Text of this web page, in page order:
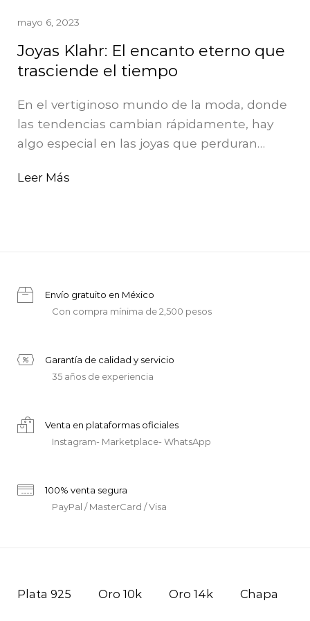
mayo 6, 2023
Joyas Klahr: El encanto eterno que
trasciende el tiempo
En el vertiginoso mundo de la moda, donde
las tendencias cambian rápidamente, hay
algo especial en las joyas que perduran…
Leer Más
Envío gratuito en México
Con compra mínima de 2,500 pesos
Garantía de calidad y servicio
35 años de experiencia
Venta en plataformas oficiales
Instagram- Marketplace- WhatsApp
100% venta segura
PayPal / MasterCard / Visa
Plata 925 Oro 10k Oro 14k Chapa